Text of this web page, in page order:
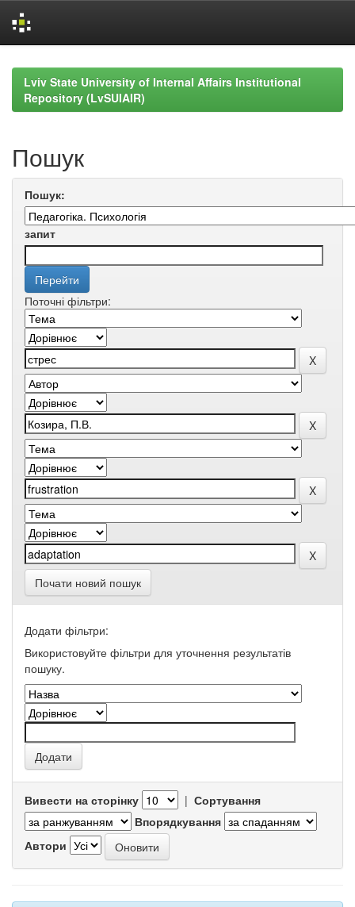
navigationLviv State University of Internal Affairs Institutional
Repository (LvSUIAIR)
Пошук
Пошук:
запит
Поточні фільтри:
Почати новий пошук
Додати фільтри:
Використовуйте фільтри для уточнення результатів
пошуку.
Вивести на сторінку | Сортування
Впорядкування
Автори